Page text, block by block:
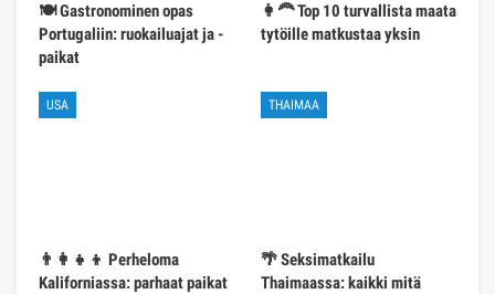
🍽️ Gastronominen opas
Portugaliin: ruokailuajat ja -
paikat
👩‍🦰 Top 10 turvallista maata
tytöille matkustaa yksin
USA
👨‍👩‍👧‍👦 Perheloma
Kaliforniassa: parhaat paikat
THAIMAA
🌴 Seksimatkailu
Thaimaassa: kaikki mitä